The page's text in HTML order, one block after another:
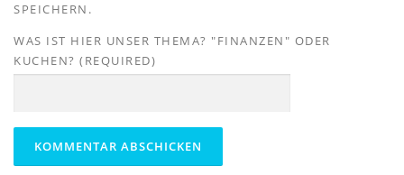
SPEICHERN.
WAS IST HIER UNSER THEMA? "FINANZEN" ODER
KUCHEN? (REQUIRED)